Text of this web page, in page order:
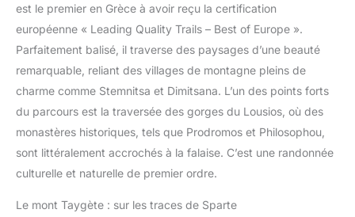
est le premier en Grèce à avoir reçu la certification
européenne « Leading Quality Trails – Best of Europe ».
Parfaitement balisé, il traverse des paysages d’une beauté
remarquable, reliant des villages de montagne pleins de
charme comme Stemnitsa et Dimitsana. L’un des points forts
du parcours est la traversée des gorges du Lousios, où des
monastères historiques, tels que Prodromos et Philosophou,
sont littéralement accrochés à la falaise. C’est une randonnée
culturelle et naturelle de premier ordre.
Le mont Taygète : sur les traces de Sparte